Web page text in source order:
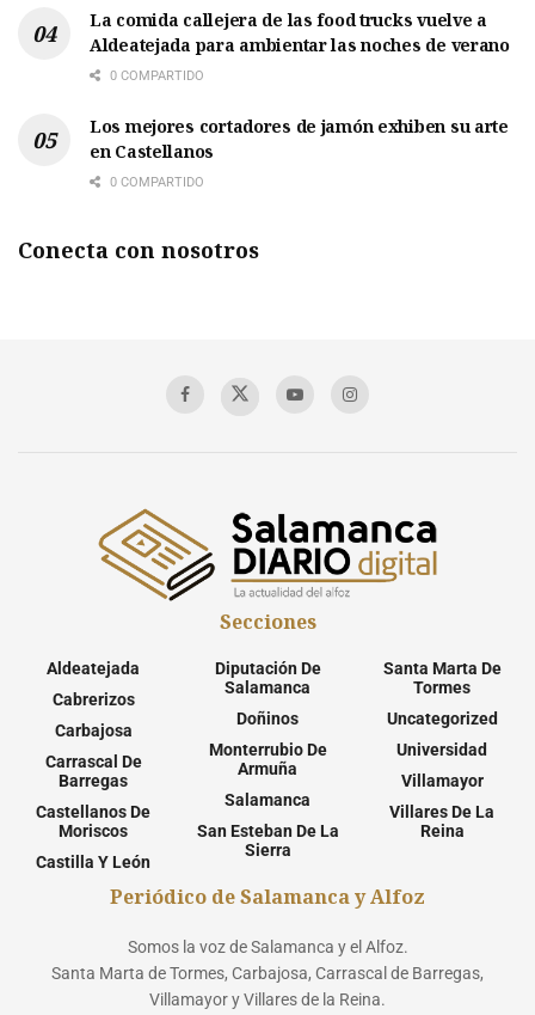
La comida callejera de las food trucks vuelve a
Aldeatejada para ambientar las noches de verano
0 COMPARTIDO
Los mejores cortadores de jamón exhiben su arte
en Castellanos
0 COMPARTIDO
Conecta con nosotros
Secciones
Aldeatejada
Cabrerizos
Carbajosa
Carrascal De
Barregas
Castellanos De
Moriscos
Castilla Y León
Diputación De
Salamanca
Doñinos
Monterrubio De
Armuña
Salamanca
San Esteban De La
Sierra
Santa Marta De
Tormes
Uncategorized
Universidad
Villamayor
Villares De La
Reina
Periódico de Salamanca y Alfoz
Somos la voz de Salamanca y el Alfoz.
Santa Marta de Tormes, Carbajosa, Carrascal de Barregas,
Villamayor y Villares de la Reina.